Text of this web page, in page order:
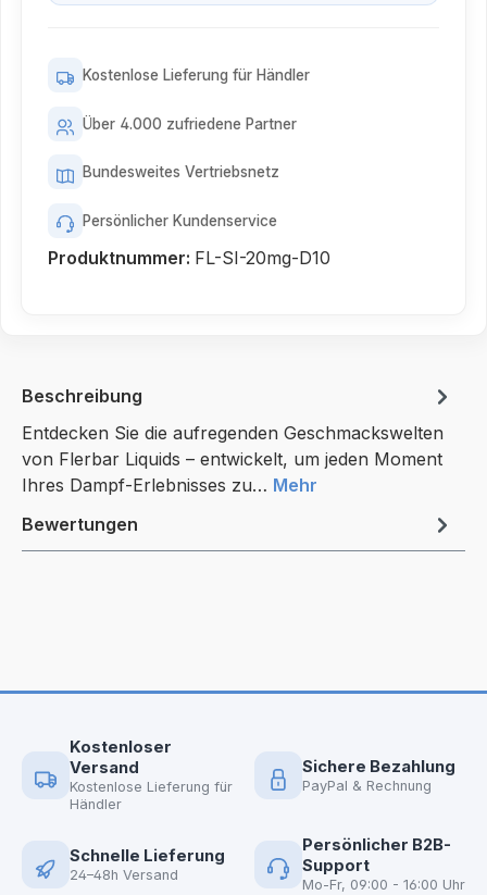
Kostenlose Lieferung für Händler
Über 4.000 zufriedene Partner
Bundesweites Vertriebsnetz
Persönlicher Kundenservice
Produktnummer: FL-SI-20mg-D10
Beschreibung
Entdecken Sie die aufregenden Geschmackswelten
von Flerbar Liquids – entwickelt, um jeden Moment
Ihres Dampf-Erlebnisses zu… Mehr
Bewertungen
Kostenloser
Versand
Kostenlose Lieferung für
Händler
Sichere Bezahlung
PayPal & Rechnung
Schnelle Lieferung
24–48h Versand
Persönlicher B2B-
Support
Mo-Fr, 09:00 - 16:00 Uhr